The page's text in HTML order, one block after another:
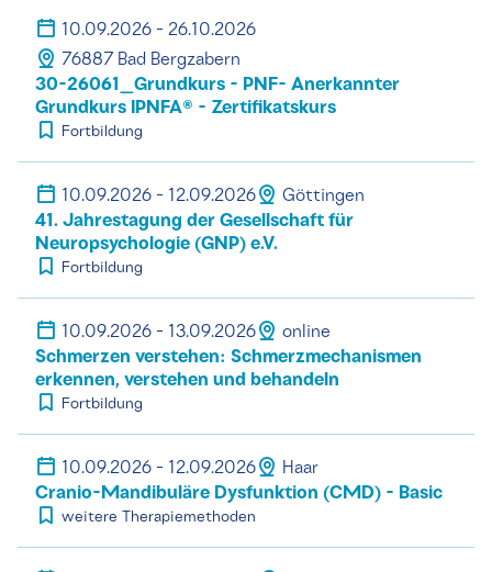
10.09.2026 - 26.10.2026
76887 Bad Bergzabern
30-26061_Grundkurs - PNF- Anerkannter
Grundkurs IPNFA® - Zertifikatskurs
Fortbildung
10.09.2026 - 12.09.2026 Göttingen
41. Jahrestagung der Gesellschaft für
Neuropsychologie (GNP) e.V.
Fortbildung
10.09.2026 - 13.09.2026 online
Schmerzen verstehen: Schmerzmechanismen
erkennen, verstehen und behandeln
Fortbildung
10.09.2026 - 12.09.2026 Haar
Cranio-Mandibuläre Dysfunktion (CMD) - Basic
weitere Therapiemethoden